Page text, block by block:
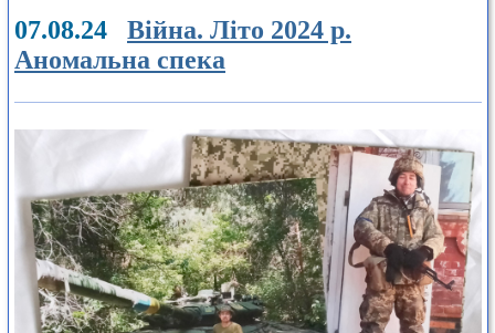
07.08.24 Війна. Літо 2024 р.
Аномальна спека